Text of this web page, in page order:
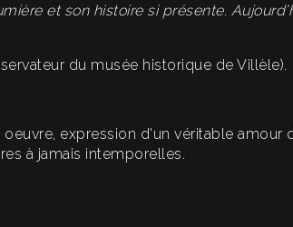
et son histoire si présente.
du musée historique de Villèle).
expression d'un véritable amour
à jamais intemporelles.